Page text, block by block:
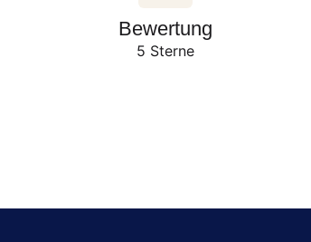
Bewertung
5 Sterne